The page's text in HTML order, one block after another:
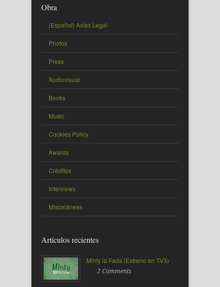
Obra
(Español) Aviso Legal
Photos
Press
Audiovisual
Books
Music
Cookies Policy
Awards
Créditos
Interviews
Misceláneas
Artículos recientes
Minty la Fada (Estreno en TV3)
2 Comments